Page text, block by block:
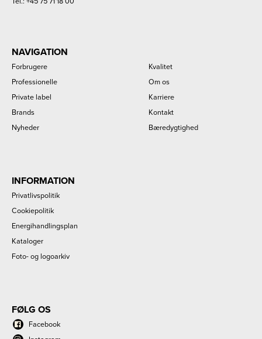
NAVIGATION
Forbrugere
Professionelle
Private label
Brands
Nyheder
Kvalitet
Om os
Karriere
Kontakt
Bæredygtighed
INFORMATION
Privatlivspolitik
Cookiepolitik
Energihandlingsplan
Kataloger
Foto- og logoarkiv
FØLG OS
Facebook